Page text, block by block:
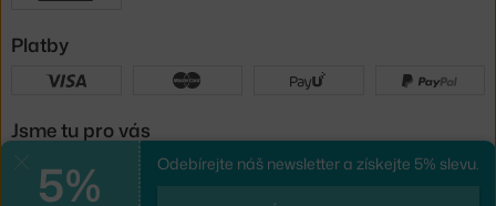
5% Odebírejte náš newsletter a získejte 5% slevu.
Platby
Jsme tu pro vás